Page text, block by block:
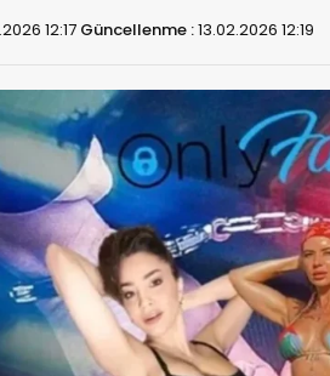
12:17 Güncellenme :13.02.2026 12:19